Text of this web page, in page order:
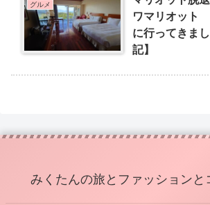
グルメ
ワマリオット
に行ってきま
記】
みくたんの旅とファッションと